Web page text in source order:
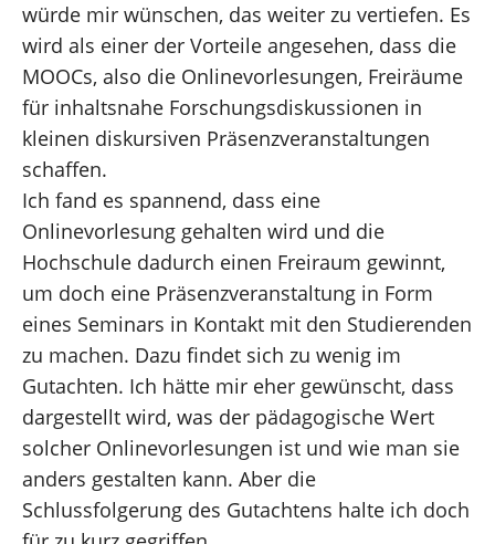
würde mir wünschen, das weiter zu vertiefen. Es
wird als einer der Vorteile angesehen, dass die
MOOCs, also die Onlinevorlesungen, Freiräume
für inhaltsnahe Forschungsdiskussionen in
kleinen diskursiven Präsenzveranstaltungen
schaffen.
Ich fand es spannend, dass eine
Onlinevorlesung gehalten wird und die
Hochschule dadurch einen Freiraum gewinnt,
um doch eine Präsenzveranstaltung in Form
eines Seminars in Kontakt mit den Studierenden
zu machen. Dazu findet sich zu wenig im
Gutachten. Ich hätte mir eher gewünscht, dass
dargestellt wird, was der pädagogische Wert
solcher Onlinevorlesungen ist und wie man sie
anders gestalten kann. Aber die
Schlussfolgerung des Gutachtens halte ich doch